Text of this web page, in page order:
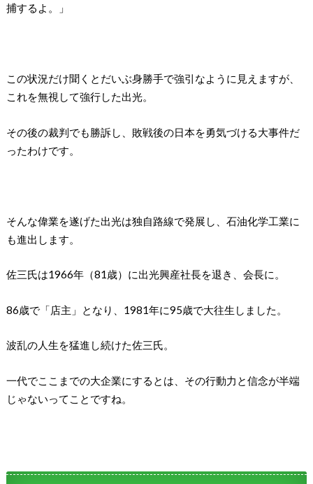
捕するよ。」
この状況だけ聞くとだいぶ身勝手で強引なように見えますが、
これを無視して強行した出光。
その後の裁判でも勝訴し、敗戦後の日本を勇気づける大事件だ
ったわけです。
そんな偉業を遂げた出光は独自路線で発展し、石油化学工業に
も進出します。
佐三氏は1966年（81歳）に出光興産社長を退き、会長に。
86歳で「店主」となり、1981年に95歳で大往生しました。
波乱の人生を猛進し続けた佐三氏。
一代でここまでの大企業にするとは、その行動力と信念が半端
じゃないってことですね。